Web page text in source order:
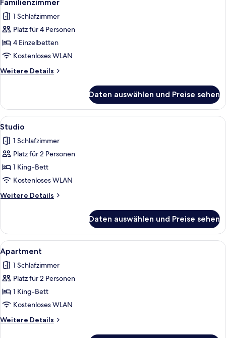
Fotos
für
Familienzimmer
anzeigen
Familienzimmer
1 Schlafzimmer
Platz für 4 Personen
4 Einzelbetten
Kostenloses WLAN
Weitere Details
Weitere
Daten auswählen und Preise sehen
Alle
Fotos
für
Studio
anzeigen
Ein Hotelzimmer mit einem großen
5
Studio
1 Schlafzimmer
Platz für 2 Personen
1 King-Bett
Kostenloses WLAN
Weitere Details
Weitere
Daten auswählen und Preise sehen
Alle
Fotos
für
Apartment
anzeigen
Ein Hotelzimmer mit einem großen
5
Apartment
1 Schlafzimmer
Platz für 2 Personen
1 King-Bett
Kostenloses WLAN
Weitere Details
Weitere